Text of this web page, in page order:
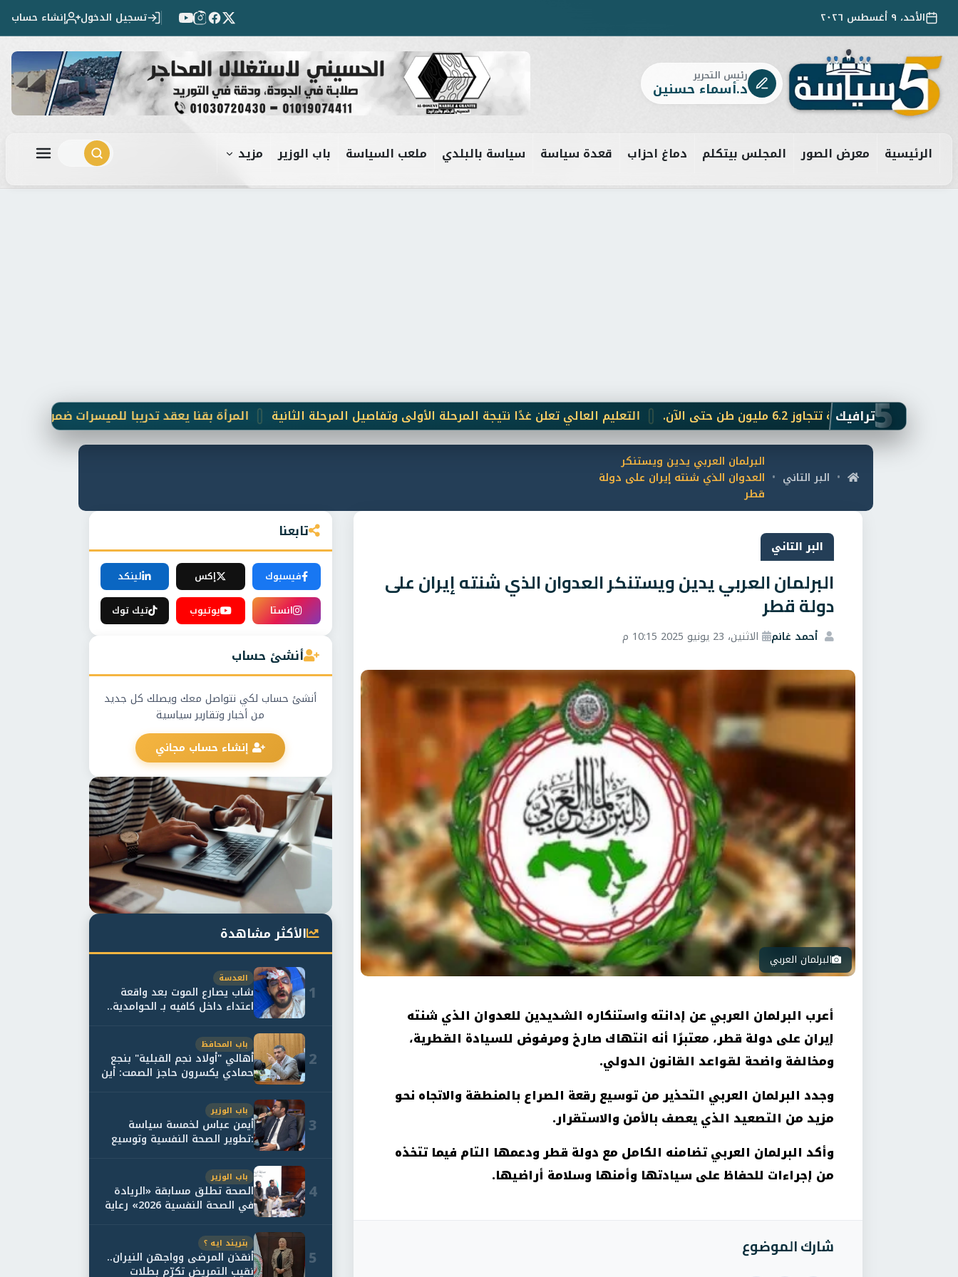
الأحد، ٩ أغسطس ٢٠٢٦ تسجيل الدخول إنشاء حساب
رئيس التحرير
د.أسماء حسنين
الرئيسية معرض الصور المجلس بيتكلم دماغ احزاب قعدة سياسة سياسة بالبلدي ملعب السياسة باب الوزير مزيد
5ترافيك المرأة بقنا يعقد تدريبا للميسرات ضمن مبادرة "دوي" التعليم العالي تعلن غدًا نتيجة المرحلة الأولى وتفاصيل المرحلة الثانية تتجاوز 6.2 مليون طن حتى الآن.
• البر التاني •
البرلمان العربي يدين ويستنكر
العدوان الذي شنته إيران على دولة
قطر
البر التاني
البرلمان العربي يدين ويستنكر العدوان الذي شنته إيران على
دولة قطر
أحمد غانم الاثنين، 23 يونيو 2025 10:15 م
البرلمان العربي
أعرب البرلمان العربي عن إدانته واستنكاره الشديدين للعدوان الذي شنته
إيران على دولة قطر، معتبرًا أنه انتهاك صارخ ومرفوض للسيادة القطرية،
ومخالفة واضحة لقواعد القانون الدولي.
وجدد البرلمان العربي التحذير من توسيع رقعة الصراع بالمنطقة والاتجاه نحو
مزيد من التصعيد الذي يعصف بالأمن والاستقرار.
وأكد البرلمان العربي تضامنه الكامل مع دولة قطر ودعمها التام فيما تتخذه
من إجراءات للحفاظ على سيادتها وأمنها وسلامة أراضيها.
شارك الموضوع
تابعنا
فيسبوك إكس
لينكد
انستا
يوتيوب تيك توك
أنشئ حساب
أنشئ حساب لكي نتواصل معك ويصلك كل جديد
من أخبار وتقارير سياسية
إنشاء حساب مجاني
الأكثر مشاهدة
1
العدسة
شاب يصارع الموت بعد واقعة
اعتداء داخل كافيه بـ الحوامدية..
وأسرته...
2
باب المحافظ
أهالي "أولاد نجم القبلية" بنجع
حمادي يكسرون حاجز الصمت: أين
حقيقة...
3
باب الوزير
أيمن عباس لخمسة سياسة
:تطوير الصحة النفسية وتوسيع
خدمات العلاج و...
4
باب الوزير
الصحة تطلق مسابقة «الريادة
في الصحة النفسية 2026» رعاية
نفسية اف...
5
بتريند ايه ؟
أنقذن المرضى وواجهن النيران..
نقيب التمريض تكرّم بطلات